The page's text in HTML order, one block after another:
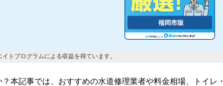
トプログラムによる収益を得ています。
本記事では、おすすめの水道修理業者や料金相場、トイレ・